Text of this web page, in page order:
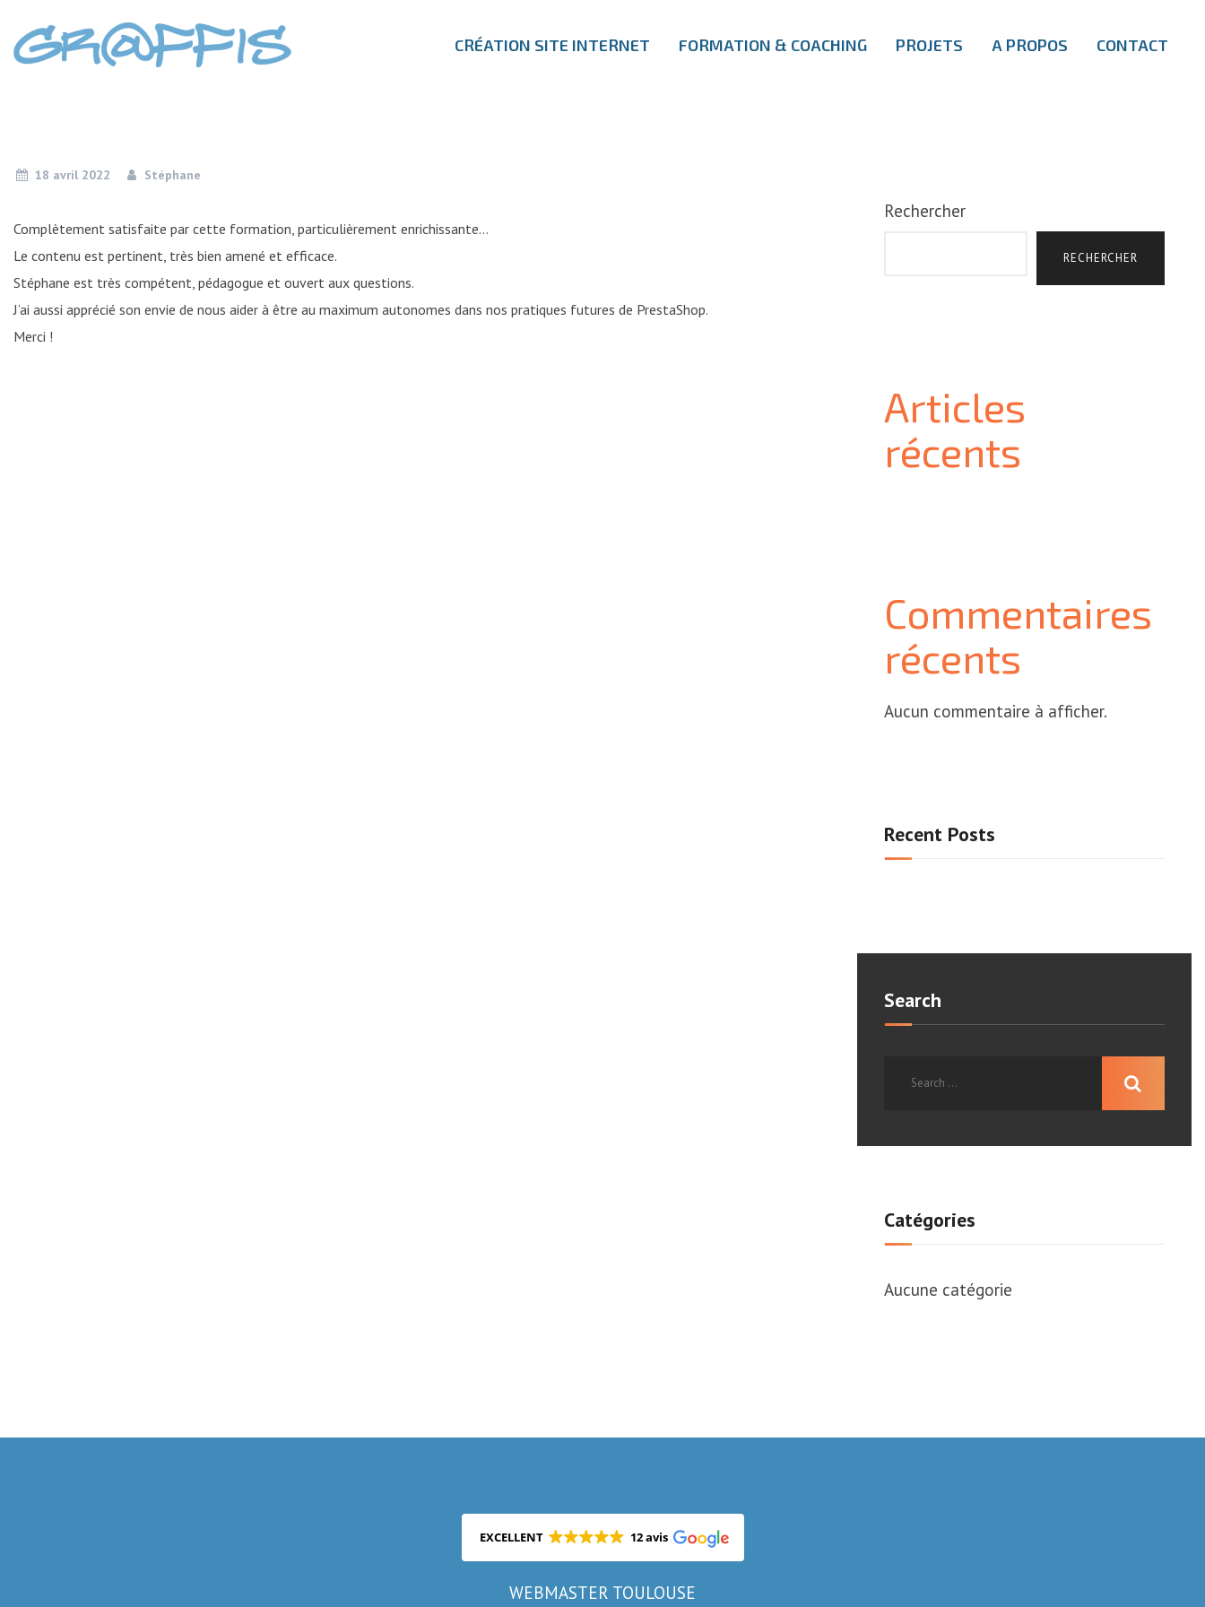
to
content
CRÉATION SITE INTERNET FORMATION & COACHING PROJETS A PROPOS CONTACT
18 avril 2022 Stéphane
Complètement satisfaite par cette formation, particulièrement enrichissante…
Le contenu est pertinent, très bien amené et efficace.
Stéphane est très compétent, pédagogue et ouvert aux questions.
J’ai aussi apprécié son envie de nous aider à être au maximum autonomes dans nos pratiques futures de PrestaShop.
Merci !
Rechercher
RECHERCHER
Articles
récents
Commentaires
récents
Aucun commentaire à afficher.
Recent Posts
Search
Catégories
Aucune catégorie
EXCELLENT 12 avis
WEBMASTER TOULOUSE